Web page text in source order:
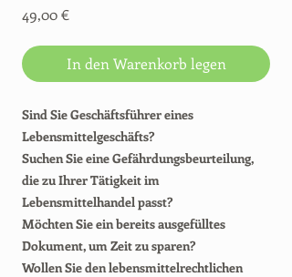
49,00 €Preis
In den Warenkorb legen
Sind Sie Geschäftsführer eines
Lebensmittelgeschäfts?
Suchen Sie eine Gefährdungsbeurteilung,
die zu Ihrer Tätigkeit im
Lebensmittelhandel passt?
Möchten Sie ein bereits ausgefülltes
Dokument, um Zeit zu sparen?
Wollen Sie den lebensmittelrechtlichen